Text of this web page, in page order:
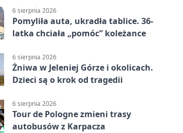
6 sierpnia 2026
Pomyliła auta, ukradła tablice. 36-
latka chciała „pomóc” koleżance
6 sierpnia 2026
Żniwa w Jeleniej Górze i okolicach.
Dzieci są o krok od tragedii
6 sierpnia 2026
Tour de Pologne zmieni trasy
autobusów z Karpacza